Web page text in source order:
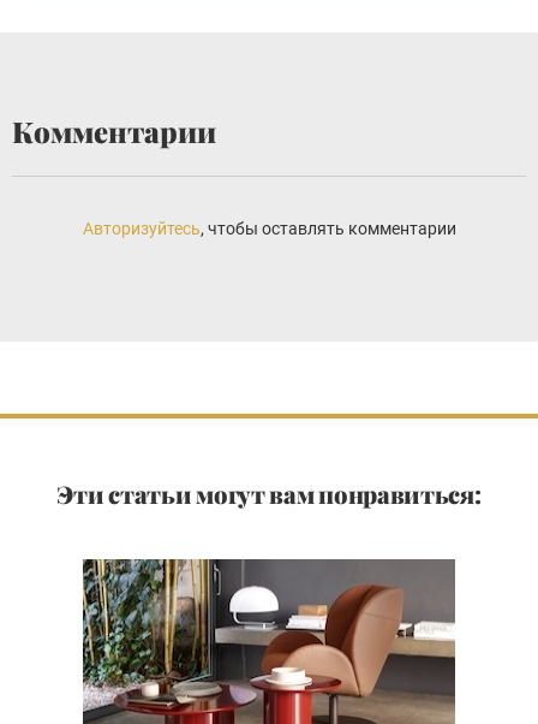
Комментарии
Авторизуйтесь, чтобы оставлять комментарии
Эти статьи могут вам понравиться: